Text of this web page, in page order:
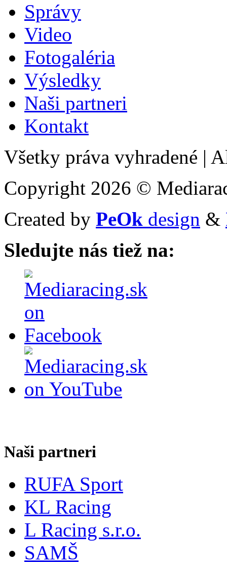
Správy
Video
Fotogaléria
Výsledky
Naši partneri
Kontakt
Všetky práva vyhradené |
Copyright 2026 ©
Created by PeOk design &
Sledujte nás tiež na:
Naši partneri
RUFA Sport
KL Racing
L Racing s.r.o.
SAMŠ